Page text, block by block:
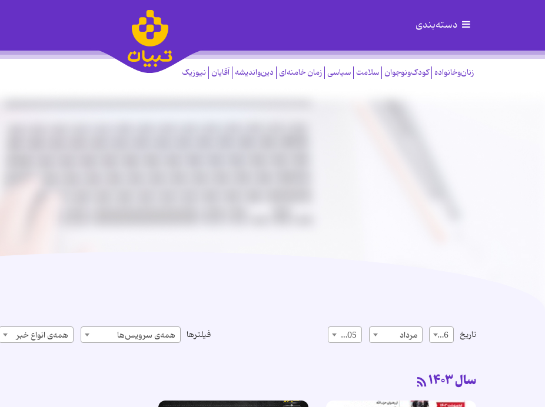
دسته‌بندی
زنان‌وخانواده کودک‌ونوجوان سلامت سیاسی زمان خامنه‌ای دین‌واندیشه آقایان نیوزیک
تاریخ 16 مرداد 1405 فیلترها همه‌ی سرویس‌ها همه‌ی انواع خبر
سال ۱۴۰۳